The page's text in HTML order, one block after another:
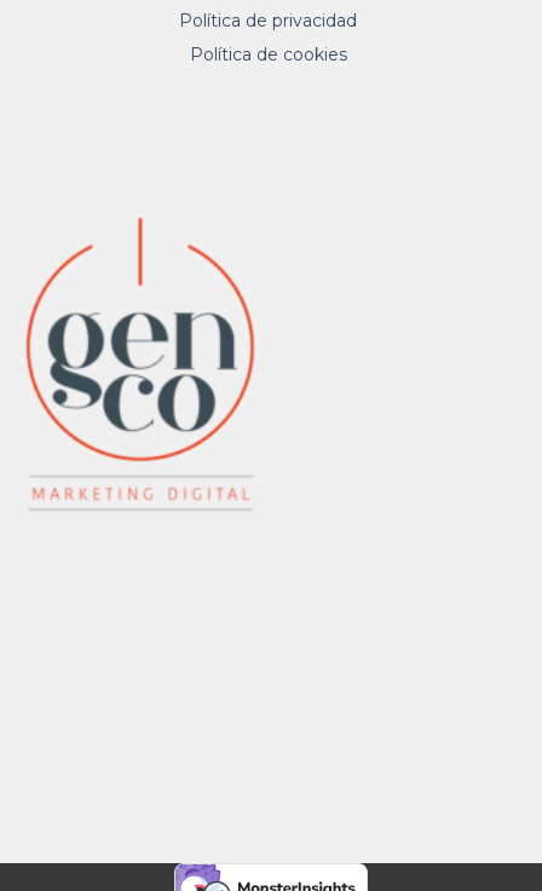
Política de privacidad
Política de cookies